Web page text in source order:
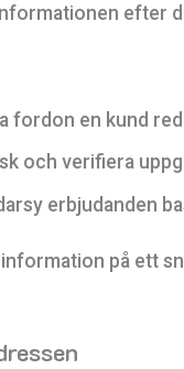
efter
fordon en kund
och verifiera
erbjudanden
på ett